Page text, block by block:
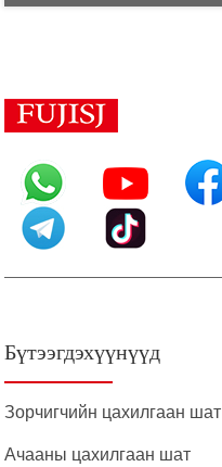
Бүтээгдэхүүнүүд
Зорчигчийн цахилгаан шат
Ачааны цахилгаан шат